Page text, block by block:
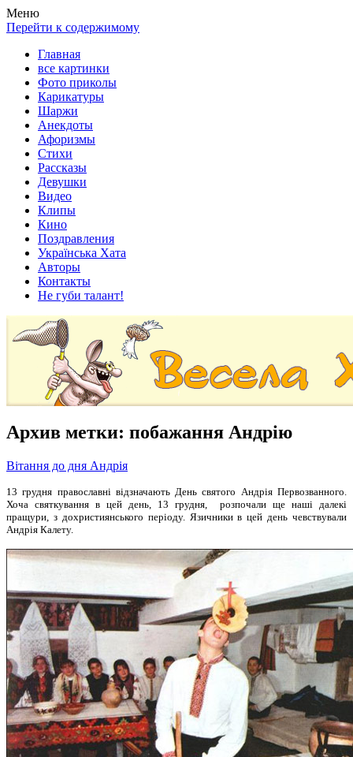
Весела хата — прикольные картинки, смешные истории,
клипы!
Покажем всем ваши фото приколы, карикатуры, шаржи, стихи,
рассказы, видео и песни!
Меню
Перейти к содержимому
Главная
все картинки
Фото приколы
Карикатуры
Шаржи
Анекдоты
Афоризмы
Стихи
Рассказы
Девушки
Видео
Клипы
Кино
Поздравления
Українська Хата
Авторы
Контакты
Не губи талант!
Архив метки: побажання Андрію
Вітання до дня Андрія
13 грудня православні відзначають День святого Андрія Первозванного.
Хоча святкування в цей день, 13 грудня, розпочали ще наші далекі
пращури, з дохристиянського періоду. Язичники в цей день чевствували
Андрія Калету.